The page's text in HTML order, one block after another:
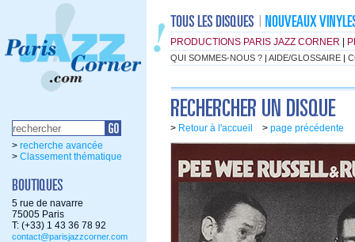
PRODUCTIONS PARIS JAZZ CORNER
QUI SOMMES-NOUS ? | AIDE/GLOSSAIRE |
> recherche avancée
> Classement thématique
5 rue de navarre
75005 Paris
T: (+33) 1 43 36 78 92
contact@parisjazzcorner.com
> Retour à l'accueil > page précédente